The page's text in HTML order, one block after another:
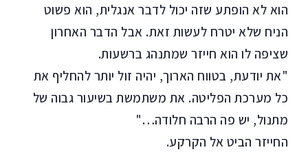
הוא לא הופתע שזה יכול לדבר אנגלית, הוא פשוט
הניח שלא יטרח לעשות זאת. אבל הדבר האחרון
שציפה לו הוא חייזר שמתנהג ברשעות.
"את יודעת, בטווח הארוך, יהיה זול יותר להחליף את
כל מערכת הפליטה. את משתמשת בשיעור גבוה של
מתנול, יש פה הרבה חלודה…"
החייזר הביט אל הקרקע.